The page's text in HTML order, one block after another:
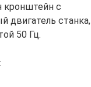
кронштейн с
двигатель станка,
50 Гц.